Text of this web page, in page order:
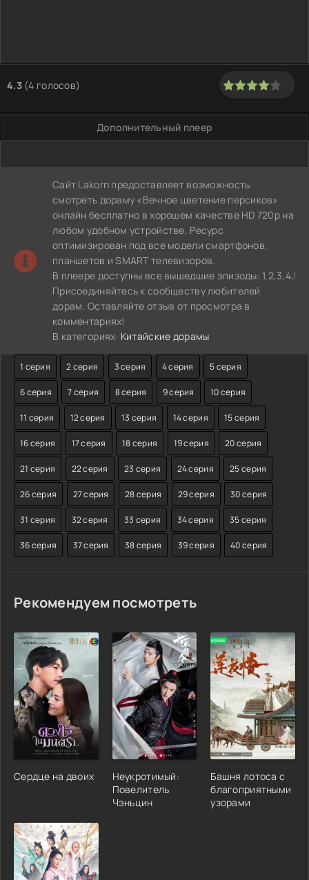
4.3(4 голосов)
Дополнительный плеер
Сайт Lakorn предоставляет возможность
смотреть дораму «Вечное цветение персиков»
онлайн бесплатно в хорошем качестве HD 720p на
любом удобном устройстве. Ресурс
оптимизирован под все модели смартфонов,
планшетов и SMART телевизоров.
В плеере доступны все вышедшие эпизоды: 1,2,3,4,5
Присоединяйтесь к сообществу любителей
дорам. Оставляйте отзыв от просмотра в
комментариях!
В категориях: Китайские дорамы
1 серия 2 серия 3 серия 4 серия 5 серия
6 серия 7 серия 8 серия 9 серия 10 серия
11 серия 12 серия 13 серия 14 серия 15 серия
16 серия 17 серия 18 серия 19 серия 20 серия
21 серия 22 серия 23 серия 24 серия 25 серия
26 серия 27 серия 28 серия 29 серия 30 серия
31 серия 32 серия 33 серия 34 серия 35 серия
36 серия 37 серия 38 серия 39 серия 40 серия
Рекомендуем посмотреть
Сердце на двоих
Неукротимый:
Повелитель
Чэньцин
Башня лотоса с
благоприятными
узорами